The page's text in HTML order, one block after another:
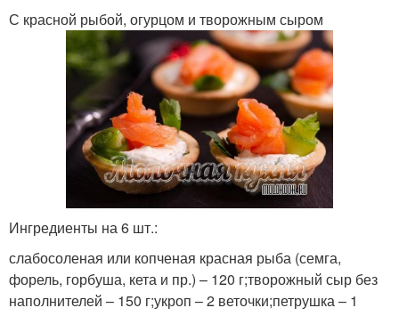
С красной рыбой, огурцом и творожным сыром
Ингредиенты на 6 шт.:
слабосоленая или копченая красная рыба (семга,
форель, горбуша, кета и пр.) – 120 г;творожный сыр без
наполнителей – 150 г;укроп – 2 веточки;петрушка – 1